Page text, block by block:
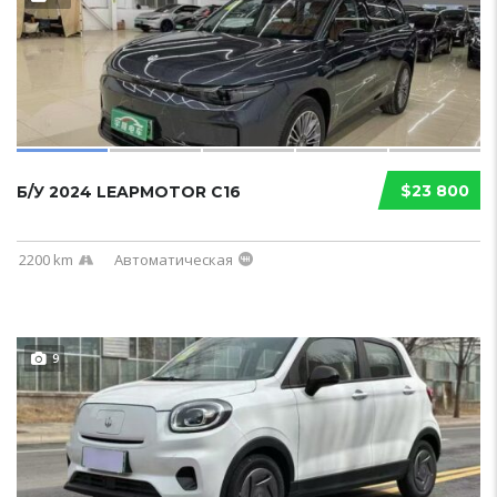
$23 800
Б/У 2024 LEAPMOTOR C16
2200 km Автоматическая
9